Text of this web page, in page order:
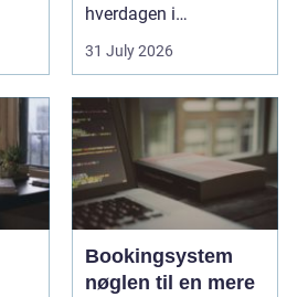
hverdagen i
København. Byen er
fyldt med dygtige...
31 July 2026
Bookingsystem
nøglen til en mere